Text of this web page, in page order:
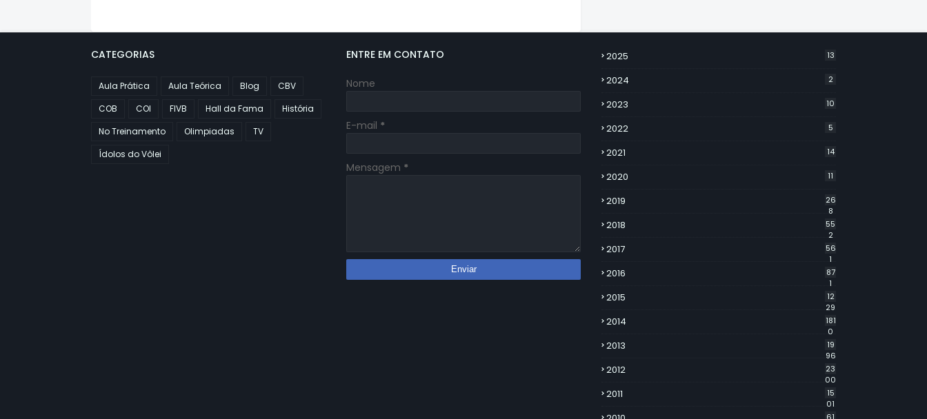
CATEGORIAS
Aula Prática Aula Teórica Blog
CBV
COB
COI FIVB Hall da Fama
História
No Treinamento
Olimpiadas
TV
Ídolos do Vôlei
ENTRE EM CONTATO
Nome
E-mail *
Mensagem *
2025 13
2024 2
2023 10
2022 5
2021 14
2020 11
2019
26
8
2018
55
2
2017
56
1
2016
87
1
2015
12
29
2014
181
0
2013
19
96
2012
23
00
2011
15
01